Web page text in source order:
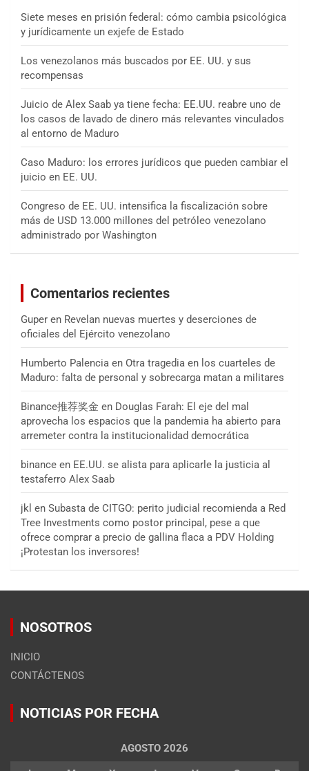
Siete meses en prisión federal: cómo cambia psicológica
y jurídicamente un exjefe de Estado
Los venezolanos más buscados por EE. UU. y sus
recompensas
Juicio de Alex Saab ya tiene fecha: EE.UU. reabre uno de
los casos de lavado de dinero más relevantes vinculados
al entorno de Maduro
Caso Maduro: los errores jurídicos que pueden cambiar el
juicio en EE. UU.
Congreso de EE. UU. intensifica la fiscalización sobre
más de USD 13.000 millones del petróleo venezolano
administrado por Washington
Comentarios recientes
Guper en Revelan nuevas muertes y deserciones de
oficiales del Ejército venezolano
Humberto Palencia en Otra tragedia en los cuarteles de
Maduro: falta de personal y sobrecarga matan a militares
Binance推荐奖金 en Douglas Farah: El eje del mal
aprovecha los espacios que la pandemia ha abierto para
arremeter contra la institucionalidad democrática
binance en EE.UU. se alista para aplicarle la justicia al
testaferro Alex Saab
jkl en Subasta de CITGO: perito judicial recomienda a Red
Tree Investments como postor principal, pese a que
ofrece comprar a precio de gallina flaca a PDV Holding
¡Protestan los inversores!
NOSOTROS
INICIO
CONTÁCTENOS
NOTICIAS POR FECHA
AGOSTO 2026